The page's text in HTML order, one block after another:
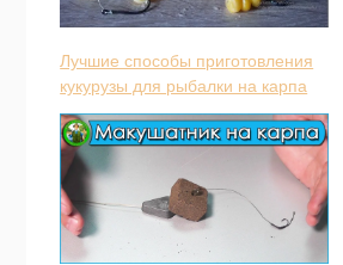
Лучшие способы приготовления
кукурузы для рыбалки на карпа